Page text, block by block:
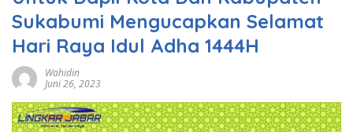
Sukabumi Mengucapkan Selamat
Hari Raya Idul Adha 1444H
Wahidin
Juni 26, 2023